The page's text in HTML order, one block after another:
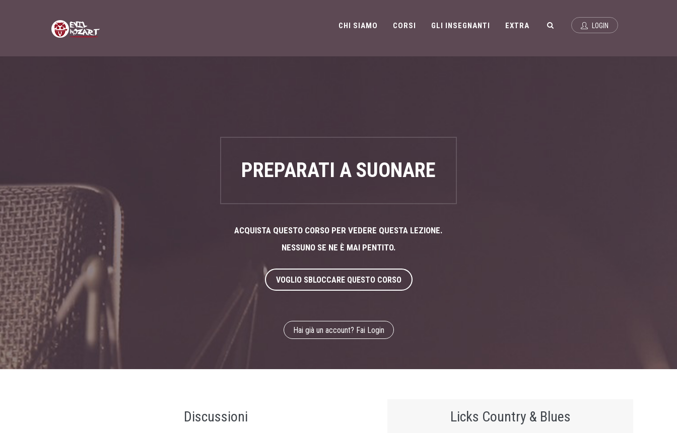
CHI SIAMO CORSI GLI INSEGNANTI EXTRA LOGIN
PREPARATI A SUONARE
ACQUISTA QUESTO CORSO PER VEDERE QUESTA LEZIONE.
NESSUNO SE NE È MAI PENTITO.
VOGLIO SBLOCCARE QUESTO CORSO
Hai già un account? Fai Login
Discussioni Licks Country & Blues